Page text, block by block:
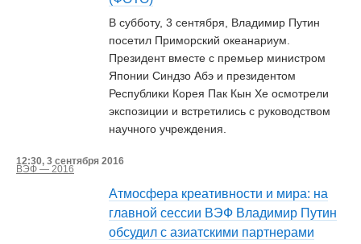
В субботу, 3 сентября, Владимир Путин
посетил Приморский океанариум.
Президент вместе с премьер министром
Японии Синдзо Абэ и президентом
Республики Корея Пак Кын Хе осмотрели
экспозиции и встретились с руководством
научного учреждения.
12:30, 3 сентября 2016
ВЭФ — 2016
Атмосфера креативности и мира: на
главной сессии ВЭФ Владимир Путин
обсудил с азиатскими партнерами